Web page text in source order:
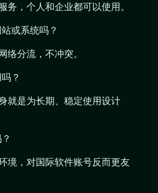
务，个人和企业都可以使用。
或系统吗？
络分流，不冲突。
？
就是为长期、稳定使用设计
境，对国际软件账号反而更友